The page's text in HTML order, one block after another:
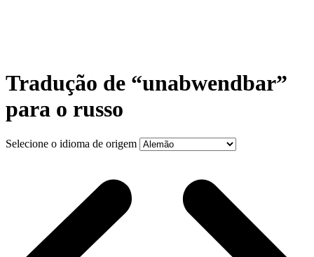
Tradução de “unabwendbar”
para o russo
Selecione o idioma de origem